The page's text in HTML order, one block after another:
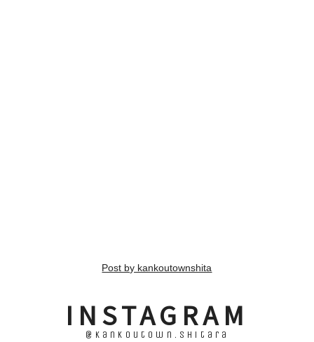
Post by kankoutownshita
INSTAGRAM
@kankoutown.shitara